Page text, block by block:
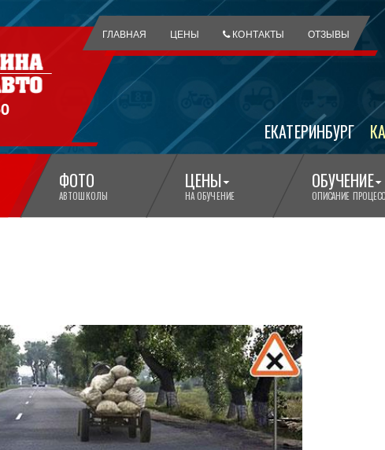
ГЛАВНАЯ ЦЕНЫ КОНТАКТЫ ОТЗЫВЫ
ФОТО
АВТОШКОЛЫ
ЦЕНЫ
НА ОБУЧЕНИЕ
ОБУЧЕНИЕ
ОПИСАНИЕ
ЕКАТЕРИНБУРГ